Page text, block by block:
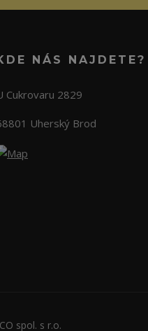
NÁS NAJDETE?
Cukrovaru 2829
Uherský Brod
spol. s r.o.